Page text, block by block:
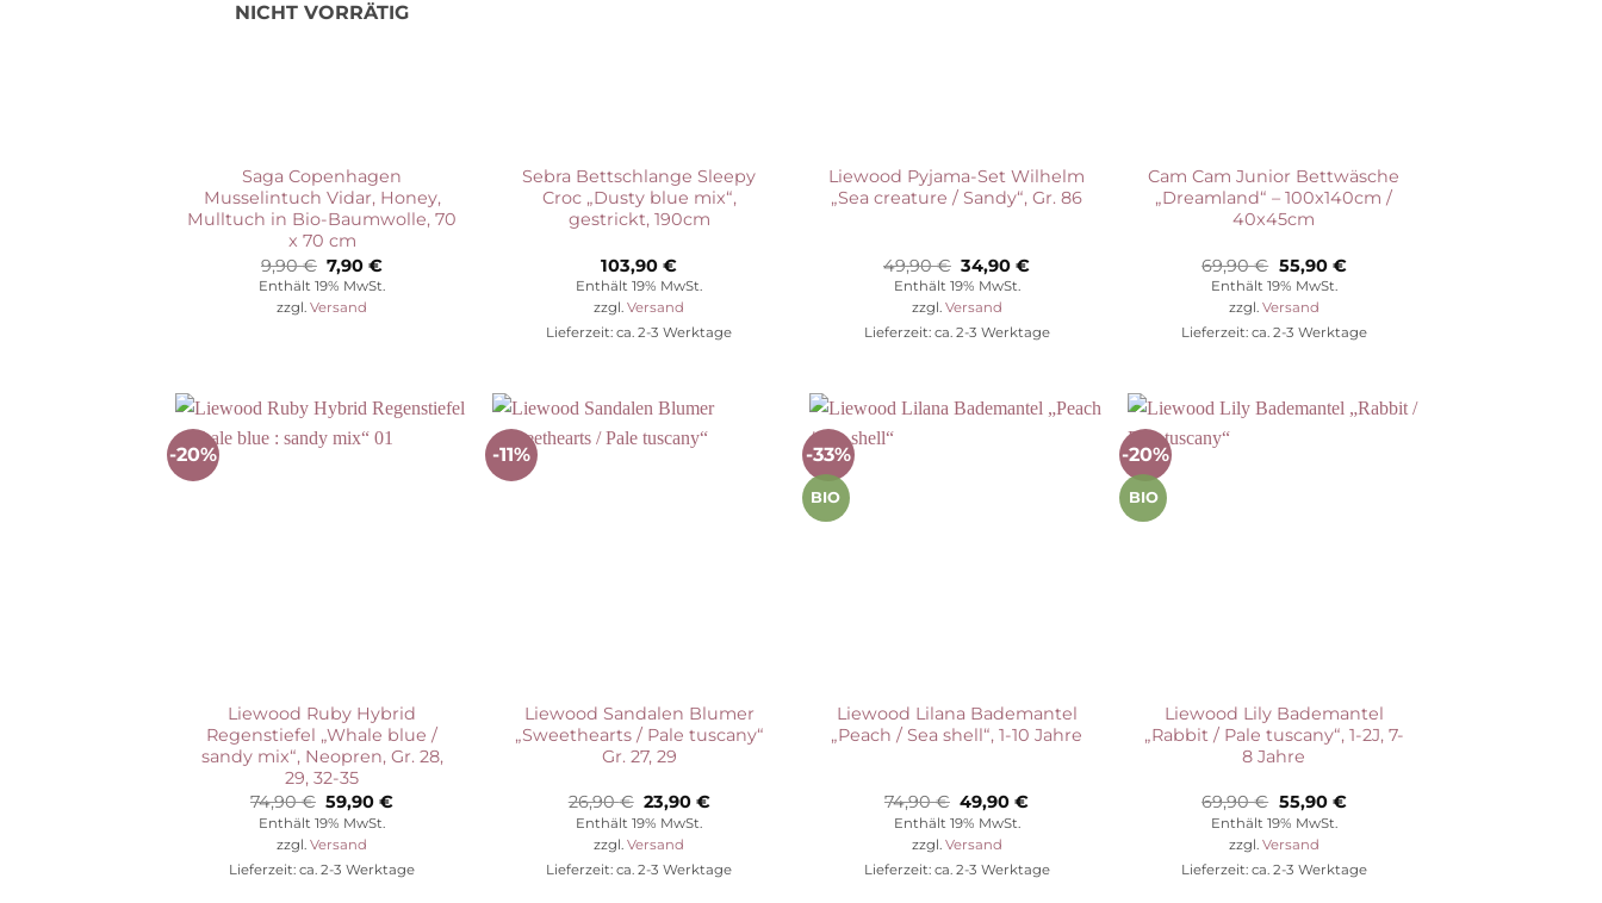
NICHT VORRÄTIG
Saga Copenhagen
Musselintuch Vidar, Honey,
Mulltuch in Bio-Baumwolle, 70
x 70 cm
9,90€ Ursprünglicher
Preis
war:
9,90 €
7,90€Aktueller
ist:
Enthält 19% MwSt.
zzgl.Versand
Sebra Bettschlange Sleepy
Croc „Dusty blue mix“,
gestrickt, 190cm
103,90€
Enthält 19% MwSt.
zzgl.Versand
Lieferzeit: ca. 2-3 Werktage
Liewood Pyjama-Set Wilhelm
„Sea creature / Sandy“, Gr. 86
49,90€ Ursprünglicher
Preis
war:
49,90 €
34,90€Aktueller
Enthält 19% MwSt.
zzgl. Versand
Lieferzeit: ca. 2-3 Werktage
Cam Cam Junior Bettwäsche
„Dreamland“ – 100x140cm /
40x45cm
69,90€ Ursprünglicher
Preis
war:
69,90 €
55,90 €Aktueller
Enthält 19% MwSt.
zzgl. Versand
Lieferzeit: ca. 2-3 Werktage
-20%
Liewood Ruby Hybrid
Regenstiefel „Whale blue /
sandy mix“, Neopren, Gr. 28,
29, 32-35
74,90€ Ursprünglicher
Preis
war:
74,90 €
59,90€Aktueller
Enthält 19% MwSt.
zzgl.Versand
Lieferzeit: ca. 2-3 Werktage
-11%
Liewood Sandalen Blumer
„Sweethearts / Pale tuscany“
Gr. 27, 29
26,90€ Ursprünglicher
Preis
war:
26,90 €
23,90€Aktueller
Enthält 19% MwSt.
zzgl.Versand
Lieferzeit: ca. 2-3 Werktage
-33%
BIO
Liewood Lilana Bademantel
„Peach / Sea shell“, 1-10 Jahre
74,90€ Ursprünglicher
Preis
war:
74,90 €
49,90€Aktueller
Enthält 19% MwSt.
zzgl. Versand
Lieferzeit: ca. 2-3 Werktage
-20%
BIO
Liewood Lily Bademantel
„Rabbit / Pale tuscany“, 1-2J, 7-
8 Jahre
69,90€ Ursprünglicher
Preis
war:
69,90 €
55,90 €Aktueller
Enthält 19% MwSt.
zzgl. Versand
Lieferzeit: ca. 2-3 Werktage